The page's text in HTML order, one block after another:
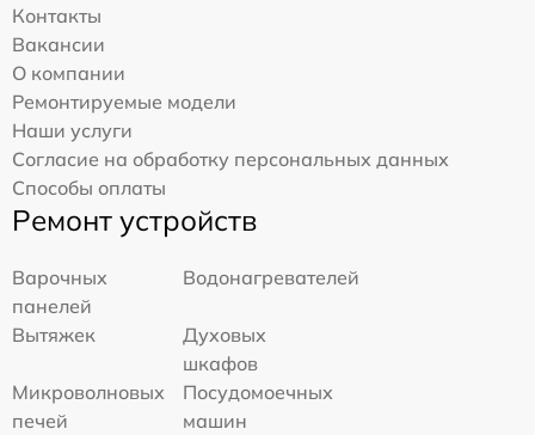
Контакты
Вакансии
О компании
Ремонтируемые модели
Наши услуги
Согласие на обработку персональных данных
Способы оплаты
Ремонт устройств
Варочных
панелей
Водонагревателей
Вытяжек
Духовых
шкафов
Микроволновых
печей
Посудомоечных
машин